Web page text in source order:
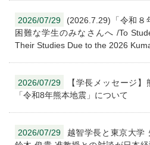
2026/07/29
(2026.7.29)「令和
困難な学生のみなさんへ /To
Their Studies Due to the 2026
2026/07/29
【学長メッセージ
「令和8年熊本地震」について
2026/07/29
越智学長と東京大学